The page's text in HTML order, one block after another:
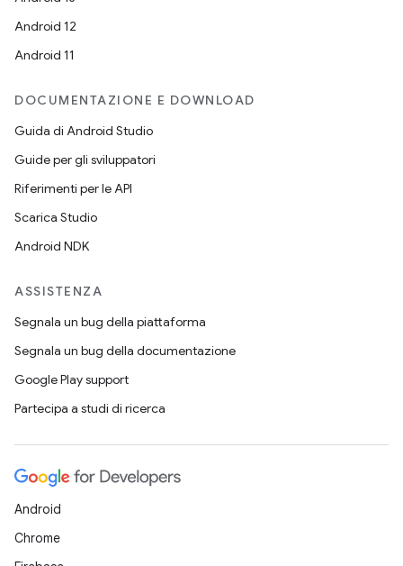
Android 12
Android 11
DOCUMENTAZIONE E DOWNLOAD
Guida di Android Studio
Guide per gli sviluppatori
Riferimenti per le API
Scarica Studio
Android NDK
ASSISTENZA
Segnala un bug della piattaforma
Segnala un bug della documentazione
Google Play support
Partecipa a studi di ricerca
Android
Chrome